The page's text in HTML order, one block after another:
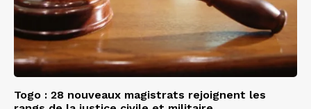
Togo : 28 nouveaux magistrats rejoignent les